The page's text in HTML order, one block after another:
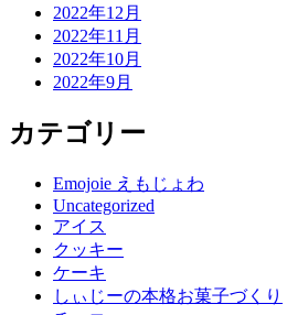
2022年12月
2022年11月
2022年10月
2022年9月
カテゴリー
Emojoie えもじょわ
Uncategorized
アイス
クッキー
ケーキ
しぃじーの本格お菓子づくり